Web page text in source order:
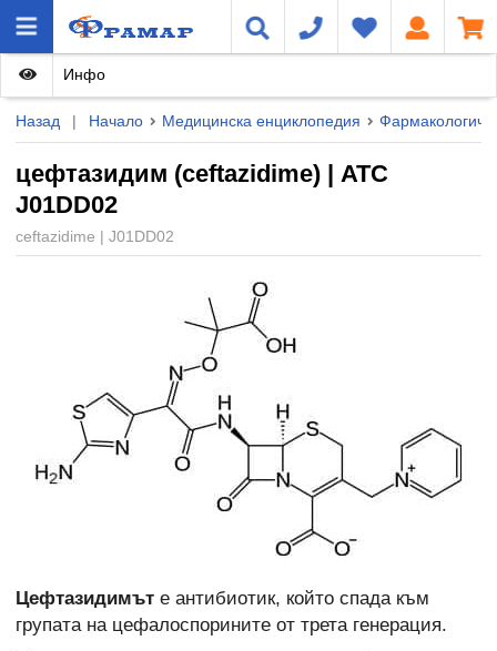
Назад | Начало Медицинска енциклопедия
цефтазидим (ceftazidime) | ATC
J01DD02
ceftazidime | J01DD02
Инфо
Цефтазидимът е антибиотик, който спада към
групата на цефалоспорините от трета генерация.